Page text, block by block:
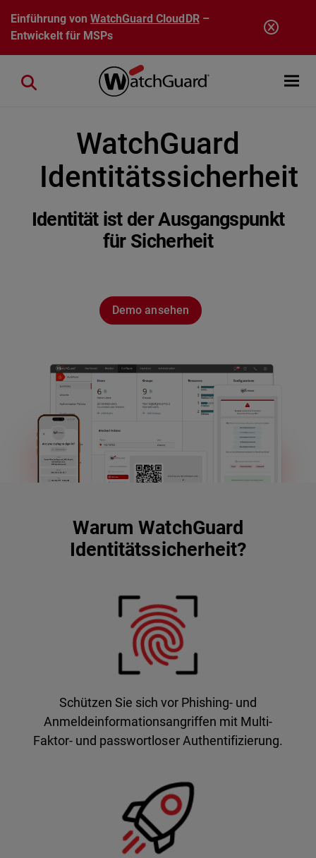
Direkt zum Inhalt
Einführung vonWatchGuard CloudDR–
Entwickelt für MSPs
Open
Close search
WatchGuard
Identitätssicherheit
Identität ist der Ausgangspunkt
für Sicherheit
Demo ansehen
Warum WatchGuard
Identitätssicherheit?
Schützen Sie sich vor Phishing- und
Anmeldeinformationsangriffen mit Multi-
Faktor- und passwortloser Authentifizierung.